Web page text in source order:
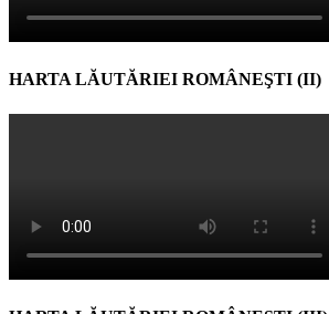
HARTA LĂUTĂRIEI ROMÂNEŞTI (II)